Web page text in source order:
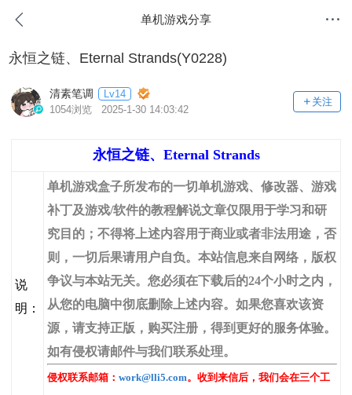
单机游戏分享
永恒之链、Eternal Strands(Y0228)
清素笔调
Lv14
1054浏览 2025-1-30 14:03:42
关注
永恒之链、Eternal Strands
说
明：
单机游戏盒子所发布的一切单机游戏、修改器、游戏
补丁及游戏/软件的教程解说文章仅限用于学习和研
究目的；不得将上述内容用于商业或者非法用途，否
则，一切后果请用户自负。本站信息来自网络，版权
争议与本站无关。您必须在下载后的24个小时之内，
从您的电脑中彻底删除上述内容。如果您喜欢该资
源，请支持正版，购买注册，得到更好的服务体验。
如有侵权请邮件与我们联系处理。
侵权联系邮箱： work@lli5.com。收到来信后，我们会在三个工